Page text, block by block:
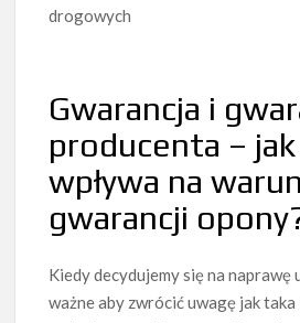
drogowych
Gwarancja i
producenta –
wpływa na
gwarancji
Kiedy decydujemy się na naprawę
ważne aby zwrócić uwagę jak